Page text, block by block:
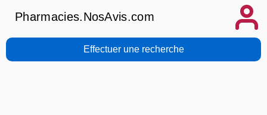
Pharmacies.NosAvis.com
Effectuer une recherche